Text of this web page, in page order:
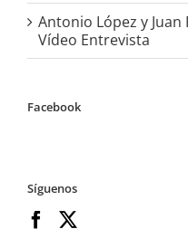
Antonio López y
Vídeo Entrevista
Facebook
Síguenos